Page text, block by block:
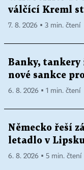
válčící Kreml
7. 8. 2026 ▪ 3 min. čtení
Banky,
nové sankce
6. 8. 2026 ▪ 1 min. čtení
Německo řeší
letadlo v
6. 8. 2026 ▪ 5 min. čtení